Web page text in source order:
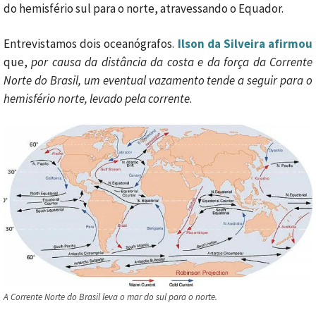
do hemisfério sul para o norte, atravessando o Equador.
Entrevistamos dois oceanógrafos. Ilson da Silveira afirmou
que,por causa da distância da costa e da força da Corrente
Norte do Brasil, um eventual vazamento tende a seguir para o
hemisfério norte, levado pela corrente.
A Corrente Norte do Brasil leva o mar do sul para o norte.